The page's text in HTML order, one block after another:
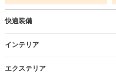
快適装備
インテリア
エクステリア